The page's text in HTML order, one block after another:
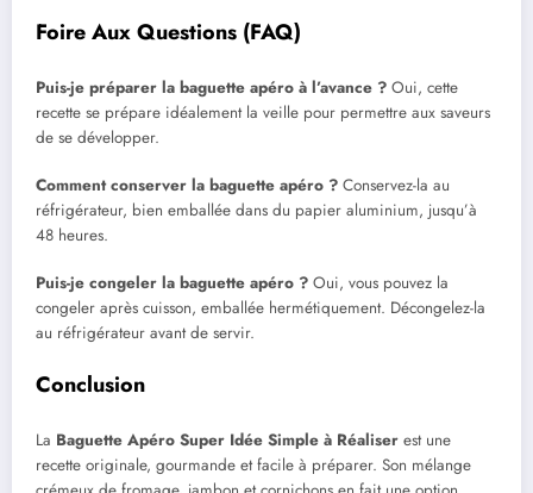
Foire Aux Questions (FAQ)
Puis-je préparer la baguette apéro à l’avance ? Oui, cette
recette se prépare idéalement la veille pour permettre aux saveurs
de se développer.
Comment conserver la baguette apéro ? Conservez-la au
réfrigérateur, bien emballée dans du papier aluminium, jusqu’à
48 heures.
Puis-je congeler la baguette apéro ? Oui, vous pouvez la
congeler après cuisson, emballée hermétiquement. Décongelez-la
au réfrigérateur avant de servir.
Conclusion
La Baguette Apéro Super Idée Simple à Réaliser est une
recette originale, gourmande et facile à préparer. Son mélange